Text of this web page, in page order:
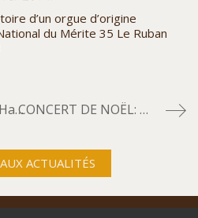
d’un orgue d’origine
du Mérite 35 Le Ruban
Concert Orgue et Hautbois: Dimanche 9 juin 2024 à 15 h 00 CONCERT DE NOËL: le 10 décembre à 15 H 00, église Saint Martin, avec le SoulSpirit Choir
ACTUALITÉS